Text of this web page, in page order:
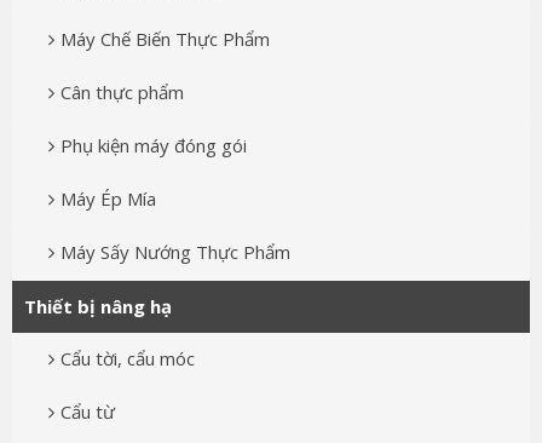
Máy Chế Biến Thực Phẩm
Cân thực phẩm
Phụ kiện máy đóng gói
Máy Ép Mía
Máy Sấy Nướng Thực Phẩm
Thiết bị nâng hạ
Cẩu tời, cẩu móc
Cẩu từ